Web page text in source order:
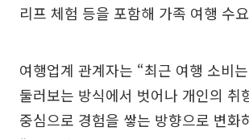
리프 체험 등을 포함해 가족 여행 수
여행업계 관계자는 “최근 여행 소비
둘러보는 방식에서 벗어나 개인의 취
중심으로 경험을 쌓는 방향으로 변화